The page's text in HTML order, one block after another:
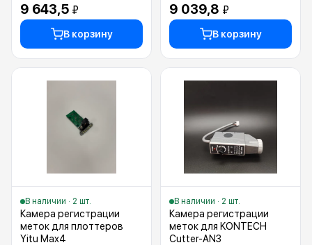
9 643,5 ₽
В корзину
9 039,8 ₽
В корзину
В наличии · 2 шт.
Камера регистрации
меток для плоттеров
Yitu Max4
В наличии · 2 шт.
Камера регистрации
меток для KONTECH
Cutter-AN3